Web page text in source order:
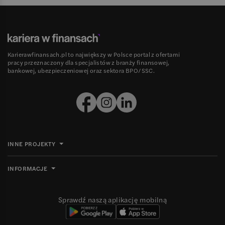
Karierawfinansach.pl to największy w Polsce portal z ofertami
pracy przeznaczony dla specjalistów z branży finansowej,
bankowej, ubezpieczeniowej oraz sektora BPO/SSC.
INNE PROJEKTY
INFORMACJE
Sprawdź naszą aplikację mobilną